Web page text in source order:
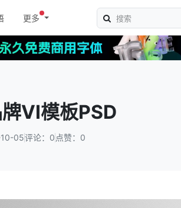
更多
VI模板PSD
05评论：0 点赞：0